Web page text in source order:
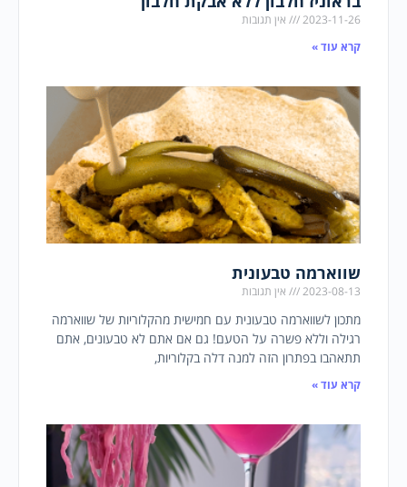
2023-11-26
אין תגובות
קרא עוד »
שווארמה טבעונית
2023-08-13 אין תגובות
מתכון לשווארמה טבעונית עם חמישית מהקלוריות של שווארמה
רגילה וללא פשרה על הטעם! גם אם אתם לא טבעונים, אתם
תתאהבו בפתרון הזה למנה דלה בקלוריות,
קרא עוד »